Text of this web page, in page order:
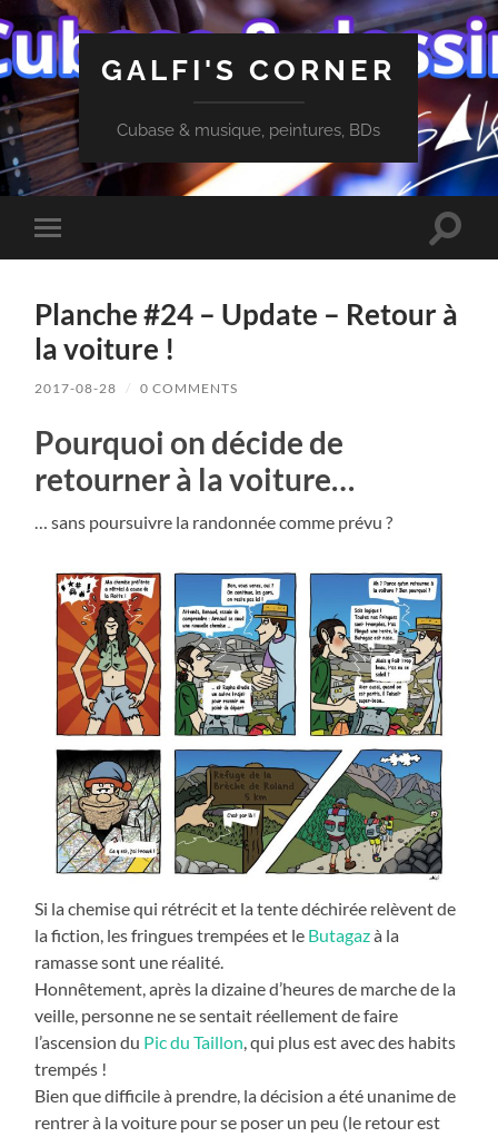
GALFI'S CORNER
Cubase & musique, peintures, BDs
Toggle
mobile
Toggle
Planche #24 – Update – Retour à
la voiture !
2017-08-28 / 0 COMMENTS
Pourquoi on décide de
retourner à la voiture…
… sans poursuivre la randonnée comme prévu ?
Si la chemise qui rétrécit et la tente déchirée relèvent de
la fiction, les fringues trempées et le Butagazà la
ramasse sont une réalité.
Honnêtement, après la dizaine d’heures de marche de la
veille, personne ne se sentait réellement de faire
l’ascension du Pic du Taillon, qui plus est avec des habits
trempés !
Bien que difficile à prendre, la décision a été unanime de
rentrer à la voiture pour se poser un peu (le retour est